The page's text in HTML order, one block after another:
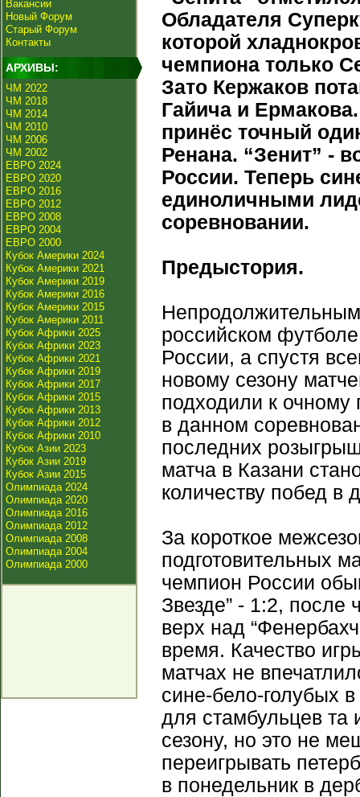
Вакансии
Новый Форум
Старый Форум
Контакты
АРХИВЫ:
ЧМ 2022
ЧМ 2018
ЧМ 2014
ЧМ 2010
ЧМ 2006
ЧМ 2002
ЕВРО 2024
ЕВРО 2020
ЕВРО 2016
ЕВРО 2012
ЕВРО 2008
ЕВРО 2004
ЕВРО 2000
Кубок Америки 2024
Кубок Америки 2021
Кубок Америки 2019
Кубок Америки 2016
Кубок Америки 2015
Кубок Америки 2011
Кубок Африки 2025
Кубок Африки 2023
Кубок Африки 2021
Кубок Африки 2019
Кубок Африки 2017
Кубок Африки 2015
Кубок Африки 2013
Кубок Африки 2012
Кубок Африки 2010
Кубок Азии 2023
Кубок Азии 2019
Кубок Азии 2015
Олимпиада 2024
Олимпиада 2020
Олимпиада 2016
Олимпиада 2012
Олимпиада 2008
Олимпиада 2004
Олимпиада 2000
Обладателя
которой
чемпиона только
Зато Кержаков
Гайича и
принёс точный
Ренана. “Зенит” -
России. Теперь
единоличными
соревновании.
Предыстория.
российском
России, а спустя
новому сезону
подходили к очному
в данном
последних
матча в Казани
количеству побед в
За короткое
подготовительных
чемпион России
Звезде” - 1:2, после
верх над
время. Качество
матчах не
сине-бело-голубых в
для стамбульцев та
сезону, но это не
переигрывать
в понедельник в